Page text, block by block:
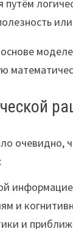
путём
и
и